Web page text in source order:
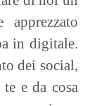
apprezzato
in digitale.
dei social,
e da cosa